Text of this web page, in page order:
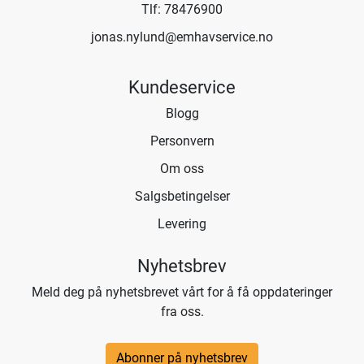
Tlf: 78476900
jonas.nylund@emhavservice.no
Kundeservice
Blogg
Personvern
Om oss
Salgsbetingelser
Levering
Nyhetsbrev
Meld deg på nyhetsbrevet vårt for å få oppdateringer
fra oss.
Abonner på nyhetsbrev